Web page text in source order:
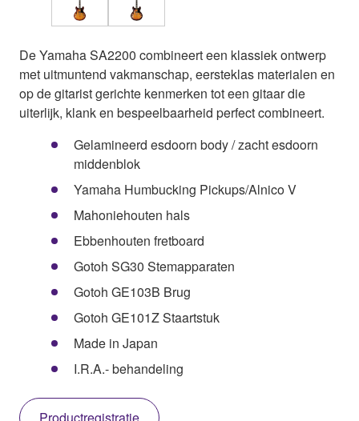
De Yamaha SA2200 combineert een klassiek ontwerp
met uitmuntend vakmanschap, eersteklas materialen en
op de gitarist gerichte kenmerken tot een gitaar die
uiterlijk, klank en bespeelbaarheid perfect combineert.
Gelamineerd esdoorn body / zacht esdoorn
middenblok
Yamaha Humbucking Pickups/Alnico V
Mahoniehouten hals
Ebbenhouten fretboard
Gotoh SG30 Stemapparaten
Gotoh GE103B Brug
Gotoh GE101Z Staartstuk
Made in Japan
I.R.A.- behandeling